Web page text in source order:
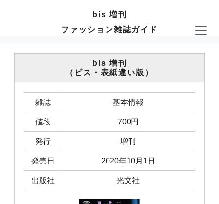
bis 増刊
ファッション雑誌ガイド
bis 増刊
（ビス・表紙違い版）
雑誌 基本情報
値段 700円
発行 増刊
発売日 2020年10月1日
出版社 光文社